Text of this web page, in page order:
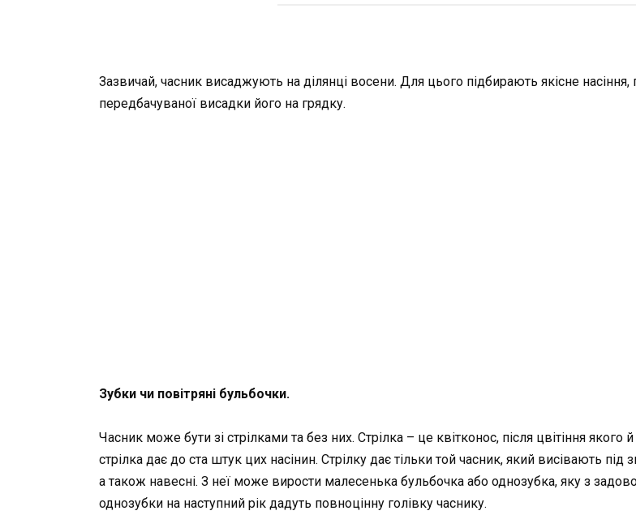
Зазвичай, часник висаджують на ділянці восени. Для цього підбирають якісне
передбачуваної висадки його на грядку.
Зубки чи повітряні бульбочки.
Часник може бути зі стрілками та без них. Стрілка – це квітконос, після цвітіння
стрілка дає до ста штук цих насінин. Стрілку дає тільки той часник, який висівають
а також навесні. З неї може вирости малесенька бульбочка або однозубка, яку з
однозубки на наступний рік дадуть повноцінну голівку часнику.